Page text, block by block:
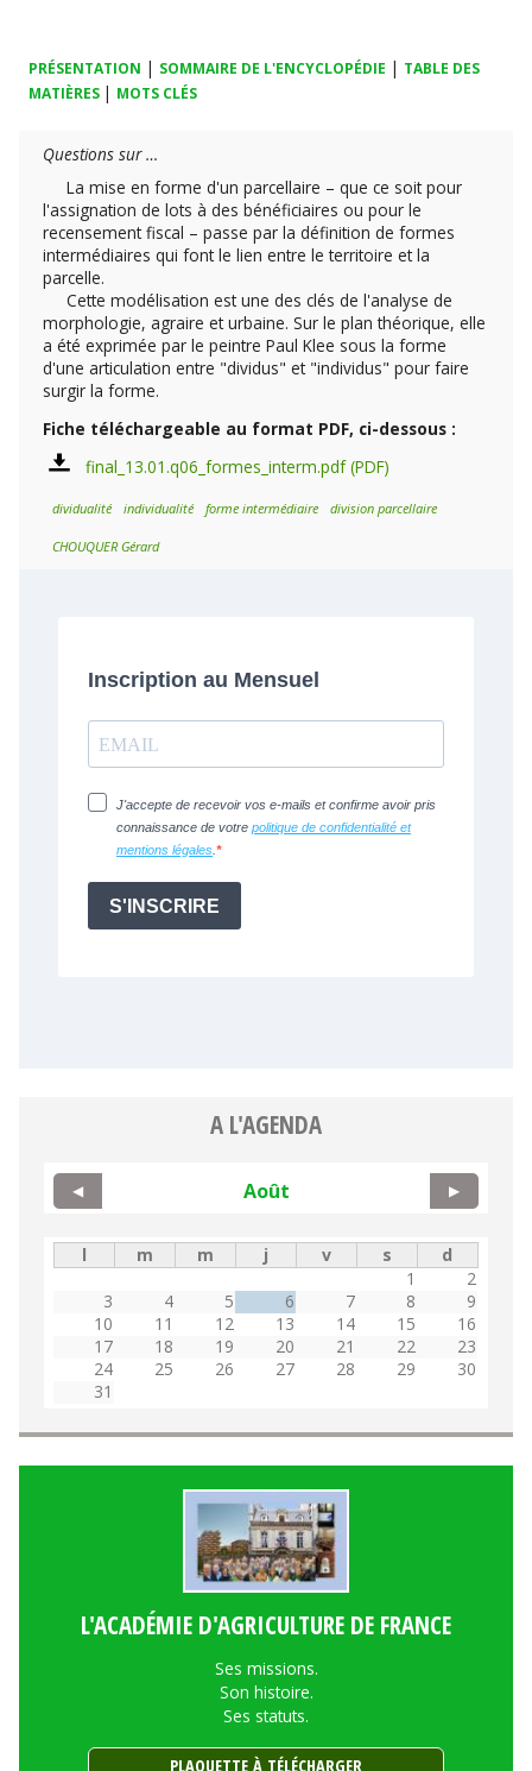
PRÉSENTATION | SOMMAIRE DE L'ENCYCLOPÉDIE | TABLE DES
MATIÈRES | MOTS CLÉS
Questions sur …
La mise en forme d'un parcellaire – que ce soit pour
l'assignation de lots à des bénéficiaires ou pour le
recensement fiscal – passe par la définition de formes
intermédiaires qui font le lien entre le territoire et la
parcelle.
Cette modélisation est une des clés de l'analyse de
morphologie, agraire et urbaine. Sur le plan théorique, elle
a été exprimée par le peintre Paul Klee sous la forme
d'une articulation entre "dividus" et "individus" pour faire
surgir la forme.
Fiche téléchargeable au format PDF, ci-dessous :
final_13.01.q06_formes_interm.pdf
dividualité individualité forme intermédiaire division parcellaire
CHOUQUER Gérard
A L'AGENDA
Août
◀ ▶
l m m j v s
d
1
2
3
4 5 6 7 8
9
10
11 12 13 14 15
16
17
18 19 20 21 22
23
24
25 26 27 28 29
30
31
L'ACADÉMIE D'AGRICULTURE DE FRANCE
Ses missions.
Son histoire.
Ses statuts.
PLAQUETTE À TÉLÉCHARGER